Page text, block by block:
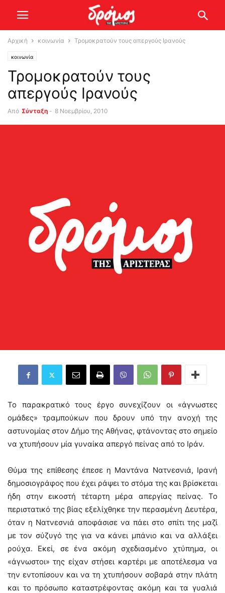
Αρχική κοινωνία Τρομοκρατούν τους απεργούς Ιρανούς
κοινωνία
Τρομοκρατούν τους
απεργούς Ιρανούς
Από Σύνταξη - 8 Νοεμβρίου, 2010
Το παρακρατικό τους έργο συνεχίζουν οι «άγνωστες
ομάδες» τραμπούκων που δρουν υπό την ανοχή της
αστυνομίας στον Δήμο της Αθήνας, φτάνοντας στο σημείο
να χτυπήσουν μία γυναίκα απεργό πείνας από το Ιράν.
Θύμα της επίθεσης έπεσε η Μαντάνα Νατνεσνιά, Ιρανή
δημοσιογράφος που έχει ράψει το στόμα της και βρίσκεται
ήδη στην εικοστή τέταρτη μέρα απεργίας πείνας. Το
περιστατικό της βίας εξελίχθηκε την περασμένη Δευτέρα,
όταν η Νατνεσνιά αποφάσισε να πάει στο σπίτι της μαζί
με τον σύζυγό της για να κάνει μπάνιο και να αλλάξει
ρούχα. Εκεί, σε ένα ακόμη σχεδιασμένο χτύπημα, οι
«άγνωστοι» της είχαν στήσει καρτέρι με αποτέλεσμα να
την εντοπίσουν και να τη χτυπήσουν σοβαρά στην πλάτη
και το πρόσωπο καταστρέφοντας ακόμη και τα γυαλιά